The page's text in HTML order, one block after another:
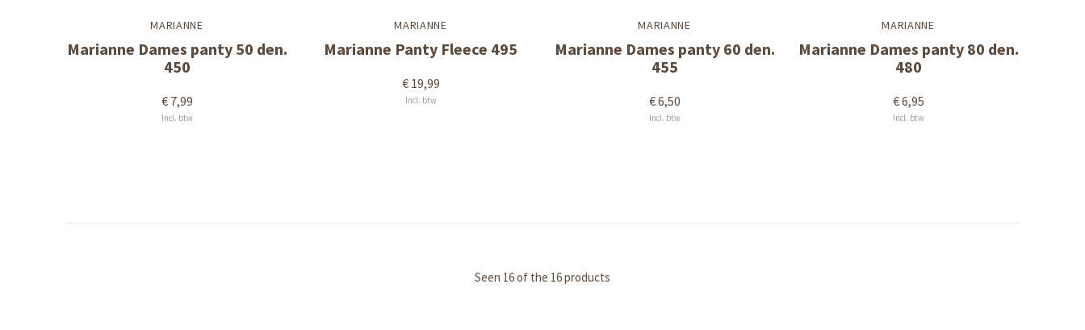
MARIANNE
Marianne Dames panty 50 den.
450
€ 7,99
Incl. btw
MARIANNE
Marianne Panty Fleece 495
€ 19,99
Incl. btw
MARIANNE
Marianne Dames panty 60 den.
455
€ 6,50
Incl. btw
MARIANNE
Marianne Dames panty 80 den.
480
€ 6,95
Incl. btw
Seen 16 of the 16 products